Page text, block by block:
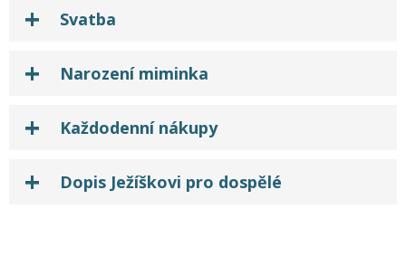
Svatba
Narození miminka
Každodenní nákupy
Dopis Ježíškovi pro dospělé